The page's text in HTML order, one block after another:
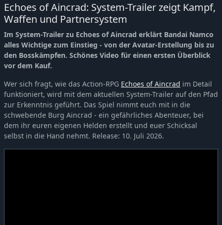
Echoes of Aincrad: System-Trailer zeigt Kampf,
Waffen und Partnersystem
Im System-Trailer zu Echoes of Aincrad erklärt Bandai Namco
alles Wichtige zum Einstieg - von der Avatar-Erstellung bis zu
den Bosskämpfen. Schönes Video für einen ersten Überblick
vor dem Kauf.
Wer sich fragt, wie das Action-RPG Echoes of Aincrad im Detail
funktioniert, wird mit dem aktuellen System-Trailer auf den Pfad
zur Erkenntnis geführt. Das Spiel nimmt euch mit in die
schwebende Burg Aincrad - ein gefährliches Abenteuer, bei
dem ihr euren eigenen Helden erstellt und euer Schicksal
selbst in die Hand nehmt. Release: 10. Juli 2026.